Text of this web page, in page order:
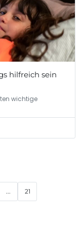
hilfreich sein
wichtige
... 21